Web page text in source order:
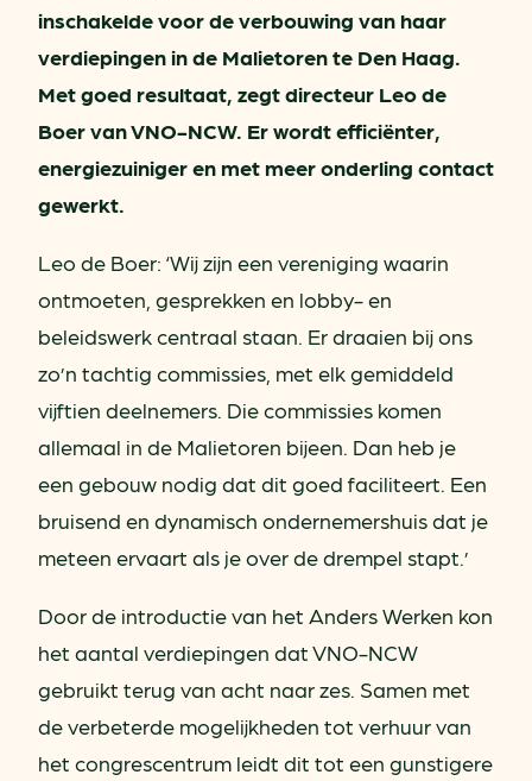
inschakelde voor de verbouwing van haar
verdiepingen in de Malietoren te Den Haag.
Met goed resultaat, zegt directeur Leo de
Boer van VNO-NCW. Er wordt efficiënter,
energiezuiniger en met meer onderling contact
gewerkt.
Leo de Boer: ‘Wij zijn een vereniging waarin
ontmoeten, gesprekken en lobby- en
beleidswerk centraal staan. Er draaien bij ons
zo’n tachtig commissies, met elk gemiddeld
vijftien deelnemers. Die commissies komen
allemaal in de Malietoren bijeen. Dan heb je
een gebouw nodig dat dit goed faciliteert. Een
bruisend en dynamisch ondernemershuis dat je
meteen ervaart als je over de drempel stapt.’
Door de introductie van het Anders Werken kon
het aantal verdiepingen dat VNO-NCW
gebruikt terug van acht naar zes. Samen met
de verbeterde mogelijkheden tot verhuur van
het congrescentrum leidt dit tot een gunstigere